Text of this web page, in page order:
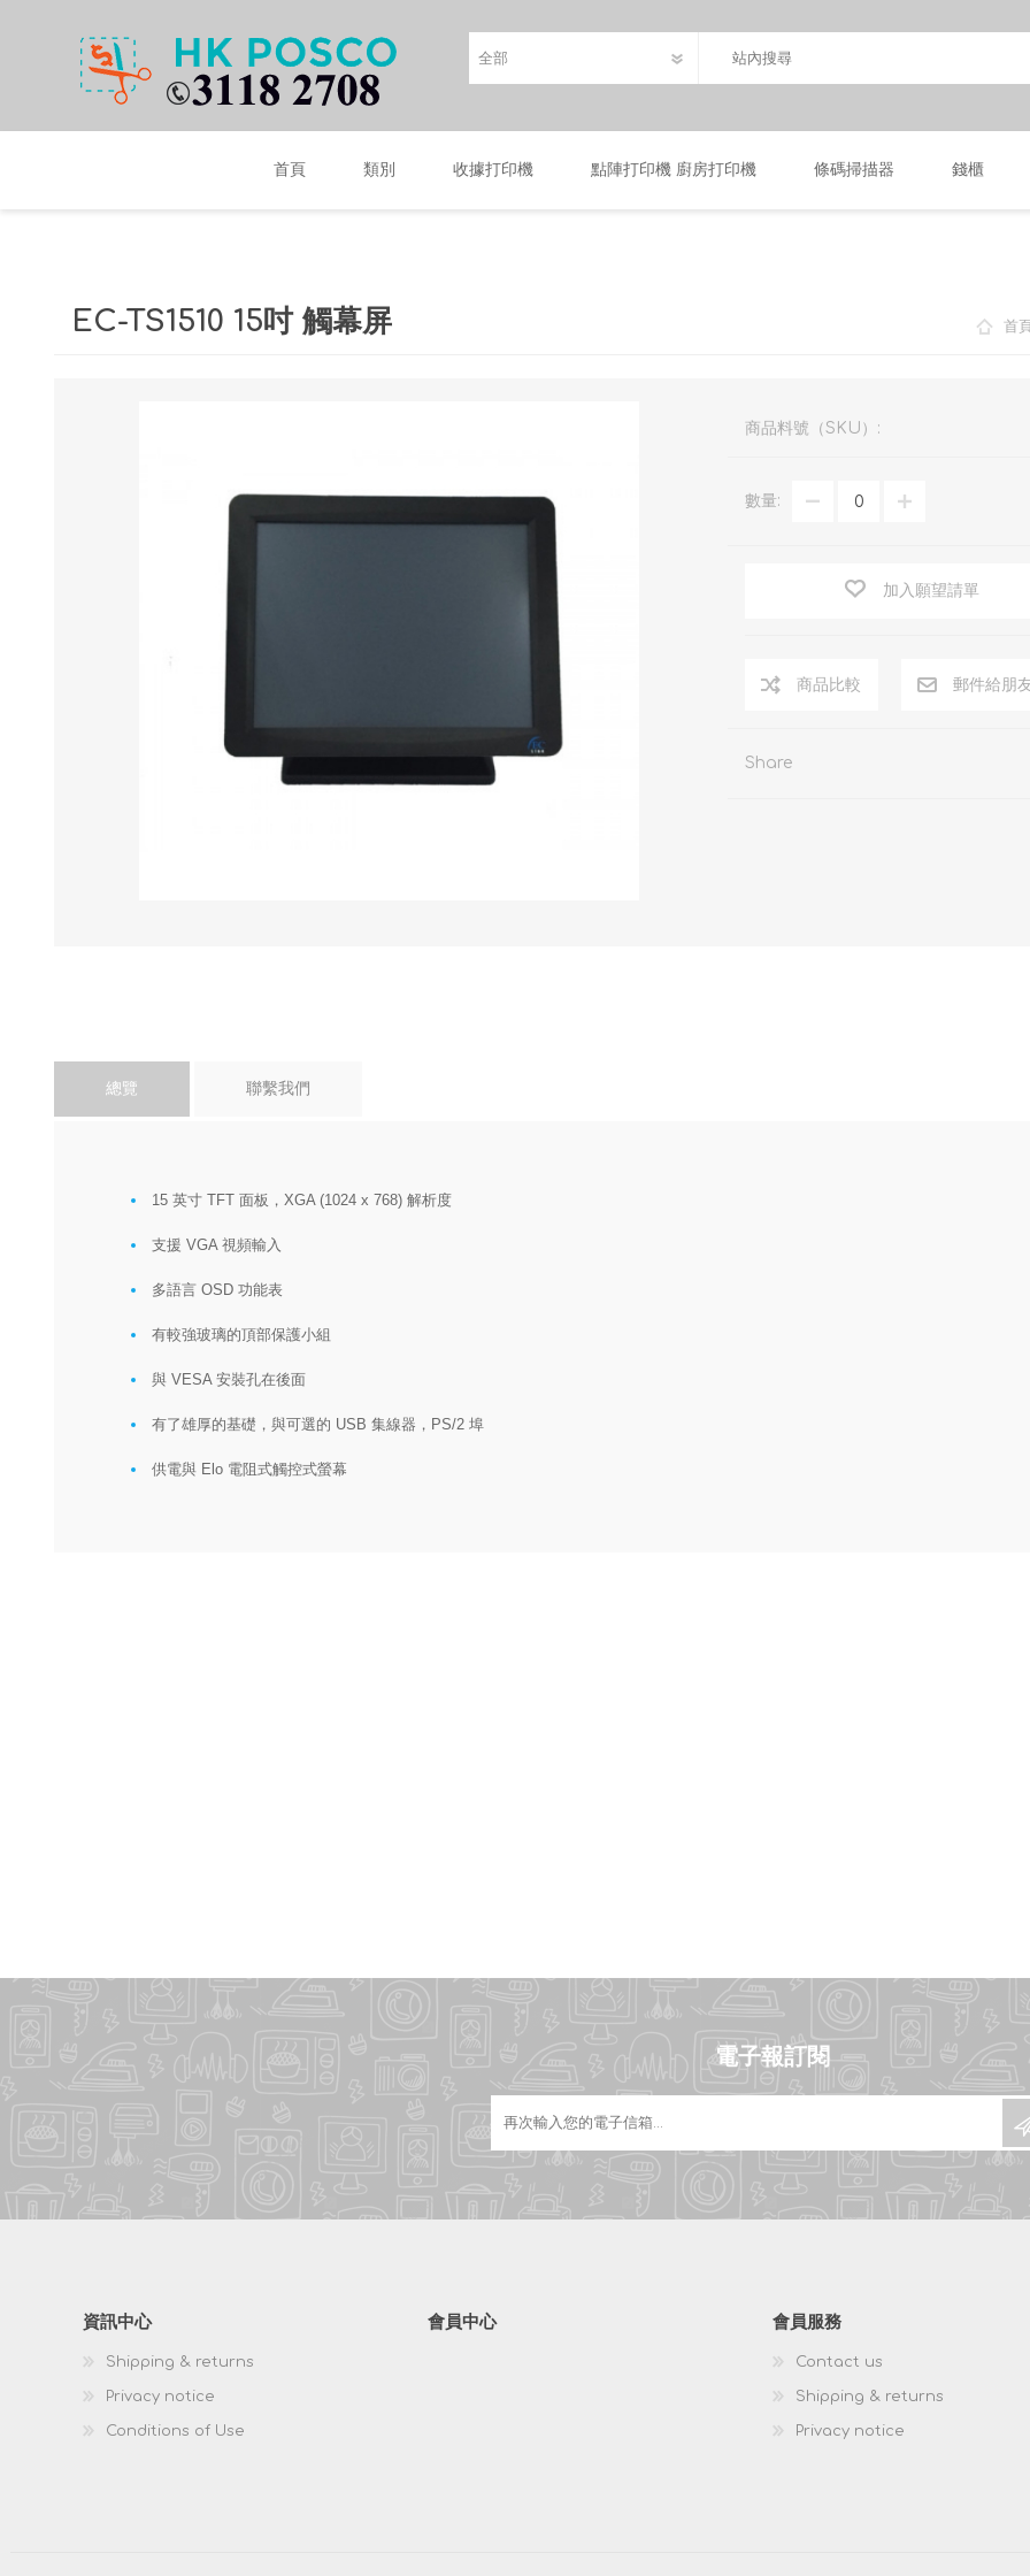
首頁 類別 收據打印機 點陣打印機 廚房打印機 條碼掃描器 錢櫃
首
EC-TS1510 15吋 觸幕屏
商品料號（SKU）:
數量:
加入願望請單
商品比較 郵件給朋
Share
總覽 聯繫我們
15 英寸 TFT 面板，XGA (1024 x 768) 解析度
支援 VGA 視頻輸入
多語言 OSD 功能表
有較強玻璃的頂部保護小組
與 VESA 安裝孔在後面
有了雄厚的基礎，與可選的 USB 集線器，PS/2 埠
供電與 Elo 電阻式觸控式螢幕
電子報訂閱
資訊中心
Shipping & returns
Privacy notice
Conditions of Use
會員中心 會員服務
Contact us
Shipping & returns
Privacy notice